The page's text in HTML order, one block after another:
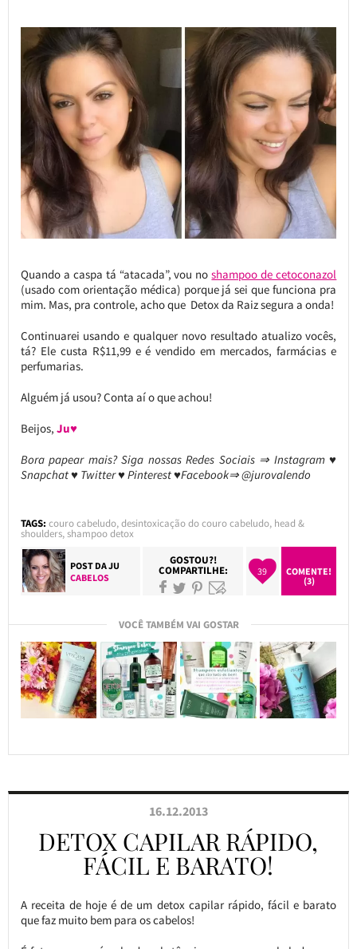
Quando a caspa tá “atacada”, vou noshampoo de cetoconazol
(usado com orientação médica) porque já sei que funciona pra
mim. Mas, pra controle, acho que Detox da Raiz segura a onda!
Continuarei usando e qualquer novo resultado atualizo vocês,
tá? Ele custa R$11,99 e é vendido em mercados, farmácias e
perfumarias.
Alguém já usou? Conta aí o que achou!
Beijos, Ju♥
Bora papear mais? Siga nossas Redes Sociais ⇒ Instagram ♥
Snapchat ♥ Twitter ♥ Pinterest ♥Facebook⇒ @jurovalendo
TAGS: couro cabeludo,desintoxicação do couro cabeludo, head &
shoulders,shampoo detox
POST DAJU
CABELOS
GOSTOU?!
COMPARTILHE: 39
COMENTE!
(3)
VOCÊ TAMBÉM VAI GOSTAR
16.12.2013
DETOX CAPILAR RÁPIDO,
FÁCIL E BARATO!
A receita de hoje é de um detox capilar rápido, fácil e barato
que faz muito bem para os cabelos!